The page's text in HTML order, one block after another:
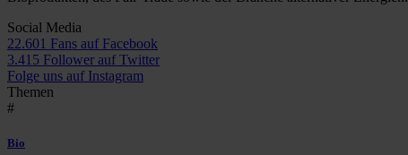
Social Media
22.601 Fans auf Facebook
3.415 Follower auf Twitter
Folge uns auf Instagram
Themen
#
Bio